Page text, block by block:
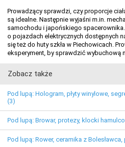
Prowadzący sprawdzi, czy proporcje
są idealne. Następnie wyjaśni m.in.
samochodu i japońskiego
o pojazdach elektrycznych dostępnych
się też do huty szkła w Piechowicach.
eksperyment, by sprawdzić wybuchową
Zobacz także
Pod lupą: Hologram, płyty winylowe,
(3)
Pod lupą: Browar, protezy, klocki
Pod lupą: Rower, ceramika z Bolesławca,